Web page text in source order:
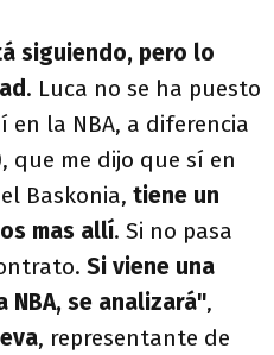
siguiendo, pero lo
. Luca no se ha puesto
en la NBA, a diferencia
que me dijo que sí en
Baskonia, tiene un
mas allí. Si no pasa
Si viene una
se analizará",
, representante de